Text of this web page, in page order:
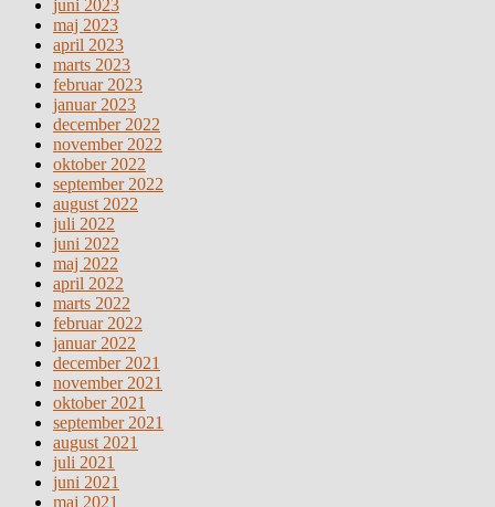
juni 2023
maj 2023
april 2023
marts 2023
februar 2023
januar 2023
december 2022
november 2022
oktober 2022
september 2022
august 2022
juli 2022
juni 2022
maj 2022
april 2022
marts 2022
februar 2022
januar 2022
december 2021
november 2021
oktober 2021
september 2021
august 2021
juli 2021
juni 2021
maj 2021